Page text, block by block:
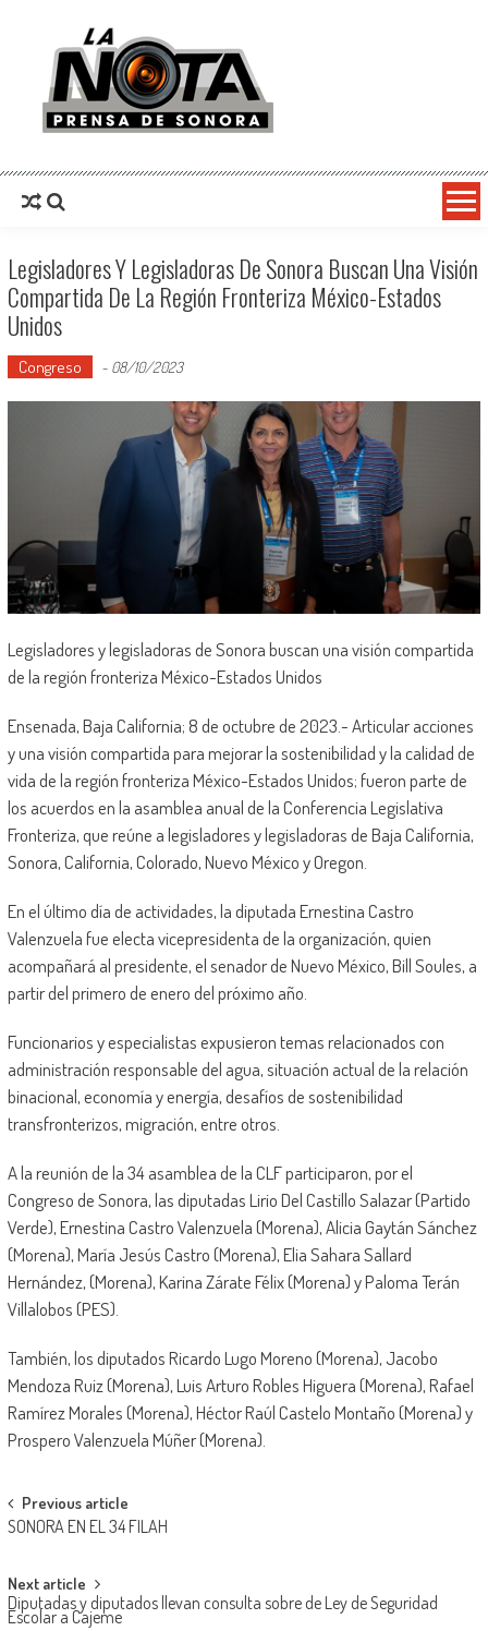
La Nota Prensa De Sonora
Legisladores Y Legisladoras De Sonora Buscan Una Visión
Compartida De La Región Fronteriza México-Estados
Unidos
Congreso - 08/10/2023
Legisladores y legisladoras de Sonora buscan una visión compartida
de la región fronteriza México-Estados Unidos
Ensenada, Baja California; 8 de octubre de 2023.- Articular acciones
y una visión compartida para mejorar la sostenibilidad y la calidad de
vida de la región fronteriza México-Estados Unidos; fueron parte de
los acuerdos en la asamblea anual de la Conferencia Legislativa
Fronteriza, que reúne a legisladores y legisladoras de Baja California,
Sonora, California, Colorado, Nuevo México y Oregon.
En el último día de actividades, la diputada Ernestina Castro
Valenzuela fue electa vicepresidenta de la organización, quien
acompañará al presidente, el senador de Nuevo México, Bill Soules, a
partir del primero de enero del próximo año.
Funcionarios y especialistas expusieron temas relacionados con
administración responsable del agua, situación actual de la relación
binacional, economía y energía, desafíos de sostenibilidad
transfronterizos, migración, entre otros.
A la reunión de la 34 asamblea de la CLF participaron, por el
Congreso de Sonora, las diputadas Lirio Del Castillo Salazar (Partido
Verde), Ernestina Castro Valenzuela (Morena), Alicia Gaytán Sánchez
(Morena), María Jesús Castro (Morena), Elia Sahara Sallard
Hernández, (Morena), Karina Zárate Félix (Morena) y Paloma Terán
Villalobos (PES).
También, los diputados Ricardo Lugo Moreno (Morena), Jacobo
Mendoza Ruiz (Morena), Luis Arturo Robles Higuera (Morena), Rafael
Ramírez Morales (Morena), Héctor Raúl Castelo Montaño (Morena) y
Prospero Valenzuela Múñer (Morena).
Post
navigation
Previous article
SONORA EN EL 34 FILAH
Next article
Diputadas y diputados llevan consulta sobre de Ley de Seguridad
Escolar a Cajeme